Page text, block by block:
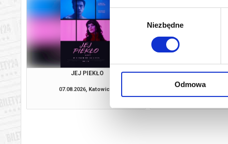
Niezbędne
Odmowa
JEJ PIEKŁO
07.08.2026, Katowice
HOMO
07.08.2026,